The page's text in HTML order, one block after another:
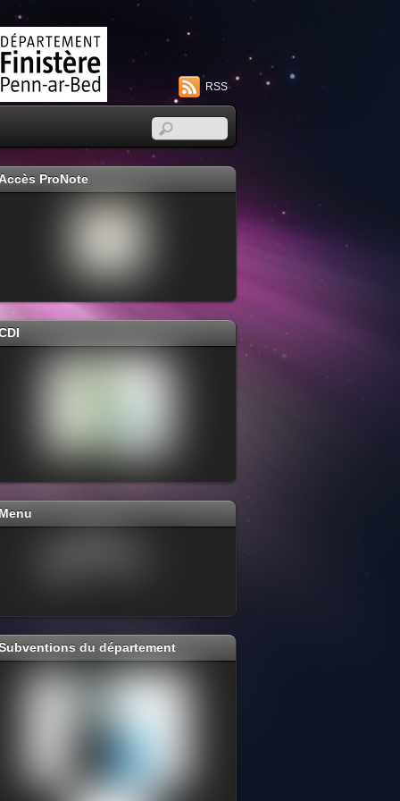
RSS
Accès ProNote
Menu
du département